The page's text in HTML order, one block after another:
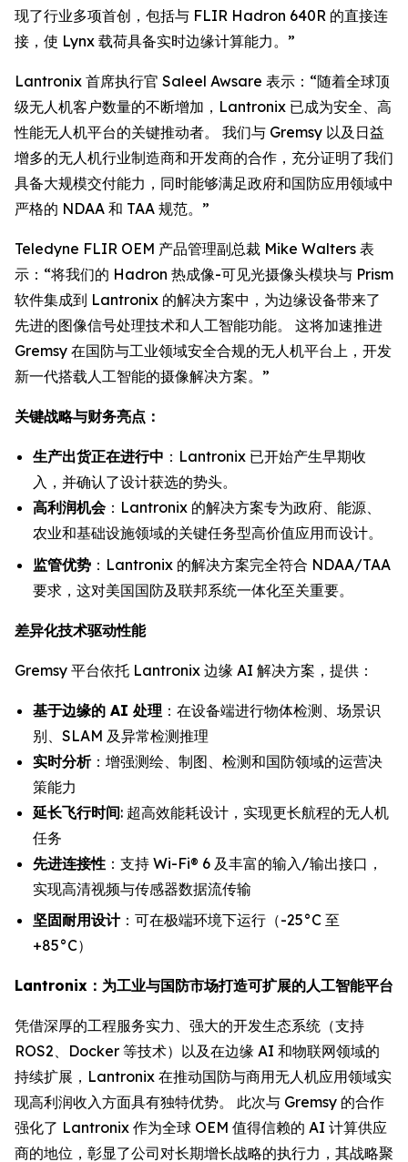
现了行业多项首创，包括与 FLIR Hadron 640R 的直接连
接，使 Lynx 载荷具备实时边缘计算能力。”
Lantronix 首席执行官 Saleel Awsare 表示：“随着全球顶
级无人机客户数量的不断增加，Lantronix 已成为安全、高
性能无人机平台的关键推动者。 我们与 Gremsy 以及日益
增多的无人机行业制造商和开发商的合作，充分证明了我们
具备大规模交付能力，同时能够满足政府和国防应用领域中
严格的 NDAA 和 TAA 规范。”
Teledyne FLIR OEM 产品管理副总裁 Mike Walters 表
示：“将我们的 Hadron 热成像-可见光摄像头模块与 Prism
软件集成到 Lantronix 的解决方案中，为边缘设备带来了
先进的图像信号处理技术和人工智能功能。 这将加速推进
Gremsy 在国防与工业领域安全合规的无人机平台上，开发
新一代搭载人工智能的摄像解决方案。”
关键战略与财务亮点：
生产出货正在进行中 ：Lantronix 已开始产生早期收
入，并确认了设计获选的势头。
高利润机会：Lantronix 的解决方案专为政府、能源、
农业和基础设施领域的关键任务型高价值应用而设计。
监管优势 ：Lantronix 的解决方案完全符合 NDAA/TAA
要求，这对美国国防及联邦系统一体化至关重要。
差异化技术驱动性能
Gremsy 平台依托 Lantronix 边缘 AI 解决方案，提供：
基于边缘的 AI 处理 ：在设备端进行物体检测、场景识
别、SLAM 及异常检测推理
实时分析：增强测绘、制图、检测和国防领域的运营决
策能力
延长飞行时间: 超高效能耗设计，实现更长航程的无人机
任务
先进连接性 ：支持 Wi-Fi® 6 及丰富的输入/输出接口，
实现高清视频与传感器数据流传输
坚固耐用设计：可在极端环境下运行（-25°C 至
+85°C）
Lantronix：为工业与国防市场打造可扩展的人工智能平台
凭借深厚的工程服务实力、强大的开发生态系统（支持
ROS2、Docker 等技术）以及在边缘 AI 和物联网领域的
持续扩展，Lantronix 在推动国防与商用无人机应用领域实
现高利润收入方面具有独特优势。 此次与 Gremsy 的合作
强化了 Lantronix 作为全球 OEM 值得信赖的 AI 计算供应
商的地位，彰显了公司对长期增长战略的执行力，其战略聚